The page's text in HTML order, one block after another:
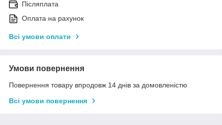
Післяплата
Оплата на рахунок
Всі умови оплати
Умови повернення
Повернення товару впродовж 14 днів за домовленістю
Всі умови повернення